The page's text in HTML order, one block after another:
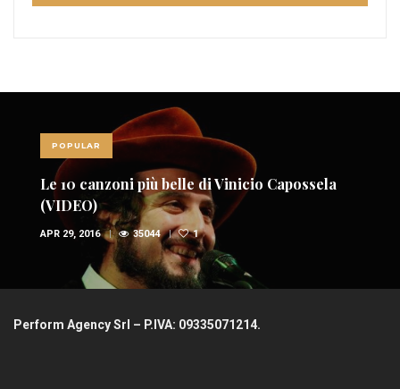
POPULAR
Le 10 canzoni più belle di Vinicio Capossela
(VIDEO)
APR 29, 2016 35044 1
Perform Agency Srl – P.IVA: 09335071214.